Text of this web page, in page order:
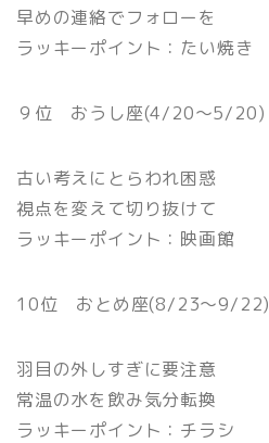
早めの連絡でフォローを
ラッキーポイント：たい焼き
９位 おうし座(4/20〜5/20)
古い考えにとらわれ困惑
視点を変えて切り抜けて
ラッキーポイント：映画館
10位 おとめ座(8/23〜9/22)
羽目の外しすぎに要注意
常温の水を飲み気分転換
ラッキーポイント：チラシ